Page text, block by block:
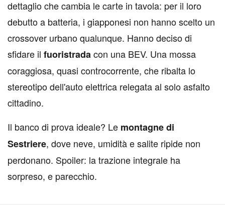
dettaglio che cambia le carte in tavola: per il loro
debutto a batteria, i giapponesi non hanno scelto un
crossover urbano qualunque. Hanno deciso di
sfidare il fuoristradacon una BEV. Una mossa
coraggiosa, quasi controcorrente, che ribalta lo
stereotipo dell'auto elettrica relegata al solo asfalto
cittadino.
Il banco di prova ideale? Le montagne di
Sestriere, dove neve, umidità e salite ripide non
perdonano. Spoiler: la trazione integrale ha
sorpreso, e parecchio.